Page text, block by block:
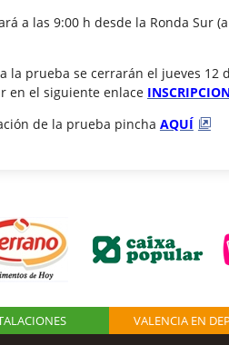
a las 9:00 h desde la Ronda Sur
la prueba se cerrarán el jueves 12
en el siguiente enlace
de la prueba pincha AQUÍ
VALENCIA EN